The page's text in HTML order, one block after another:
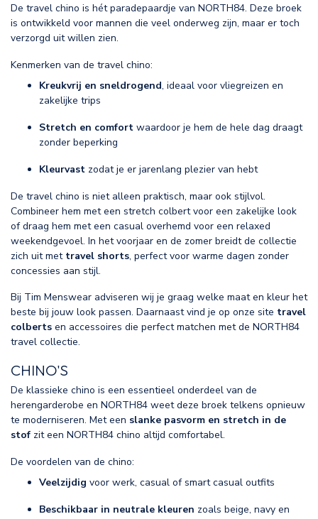
De travel chino is hét paradepaardje van NORTH84. Deze broek
is ontwikkeld voor mannen die veel onderweg zijn, maar er toch
verzorgd uit willen zien.
Kenmerken van de travel chino:
Kreukvrij en sneldrogend, ideaal voor vliegreizen en
zakelijke trips
Stretch en comfort waardoor je hem de hele dag draagt
zonder beperking
Kleurvast zodat je er jarenlang plezier van hebt
De travel chino is niet alleen praktisch, maar ook stijlvol.
Combineer hem met een stretch colbert voor een zakelijke look
of draag hem met een casual overhemd voor een relaxed
weekendgevoel. In het voorjaar en de zomer breidt de collectie
zich uit met travel shorts, perfect voor warme dagen zonder
concessies aan stijl.
Bij Tim Menswear adviseren wij je graag welke maat en kleur het
beste bij jouw look passen. Daarnaast vind je op onze site travel
colberts en accessoires die perfect matchen met de NORTH84
travel collectie.
CHINO'S
De klassieke chino is een essentieel onderdeel van de
herengarderobe en NORTH84 weet deze broek telkens opnieuw
te moderniseren. Met een slanke pasvorm en stretch in de
stof zit een NORTH84 chino altijd comfortabel.
De voordelen van de chino:
Veelzijdig voor werk, casual of smart casual outfits
Beschikbaar in neutrale kleuren zoals beige, navy en